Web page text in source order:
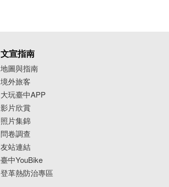
文宣指南
地圖與指南
境外旅客
大玩臺中APP
影片欣賞
照片集錦
問卷調查
友站連結
臺中YouBike
登革熱防治專區